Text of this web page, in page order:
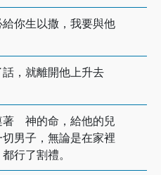
你生以撒，我要與他
，就離開他上升去
著 神的命，給他的兒
男子，無論是在家裡
行了割禮。